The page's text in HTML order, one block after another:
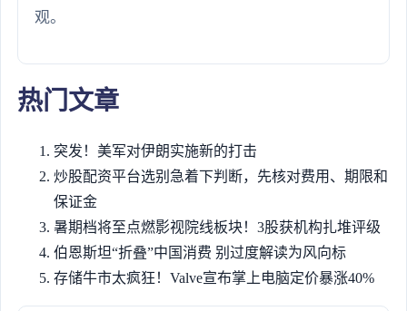
观。
热门文章
突发！美军对伊朗实施新的打击
炒股配资平台选别急着下判断，先核对费用、期限和
保证金
暑期档将至点燃影视院线板块！3股获机构扎堆评级
伯恩斯坦“折叠”中国消费 别过度解读为风向标
存储牛市太疯狂！Valve宣布掌上电脑定价暴涨40%